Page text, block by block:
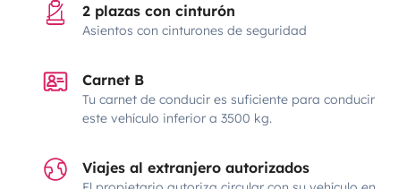
2 plazas con cinturón
Asientos con cinturones de seguridad
Carnet B
Tu carnet de conducir es suficiente para conducir
este vehículo inferior a 3500 kg.
Viajes al extranjero autorizados